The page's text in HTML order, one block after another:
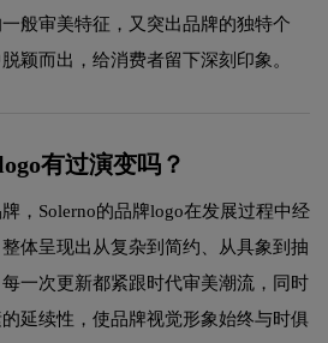
般审美特征，又突出品牌的独特个
颖而出，给消费者留下深刻印象。
有过演变吗？
，Solerno的品牌logo在发展过程中经
体呈现出从复杂到简约、从具象到抽
一次更新都紧跟时代审美潮流，同时
延续性，使品牌视觉形象始终与时俱